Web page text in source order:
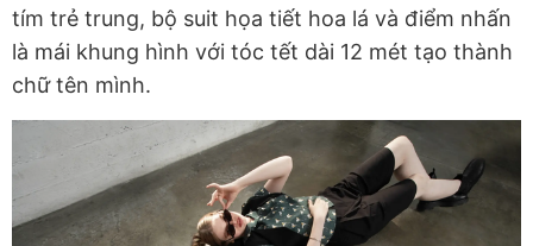
tím trẻ trung, bộ suit họa tiết hoa lá và điểm nhấn
là mái khung hình với tóc tết dài 12 mét tạo thành
chữ tên mình.